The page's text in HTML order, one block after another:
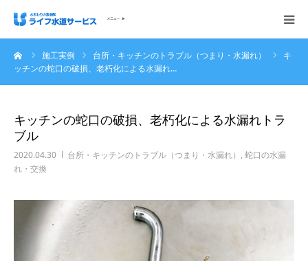
施工実例 台所・キッチンのトラブル（つまり・水漏れ）
キ
ッチンの蛇口の破損、老朽化による水漏れ…
キッチンの蛇口の破損、老朽化による水漏れトラ
ブル
2020.04.30 台所・キッチンのトラブル（つまり・水漏れ） , 蛇口の水漏
れ・交換
会社概要
施工実例
サービス内容・料金
ご相談無料お問い合わせください